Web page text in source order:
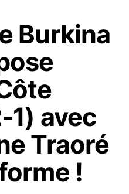
Burkina
1) avec
Traoré
!